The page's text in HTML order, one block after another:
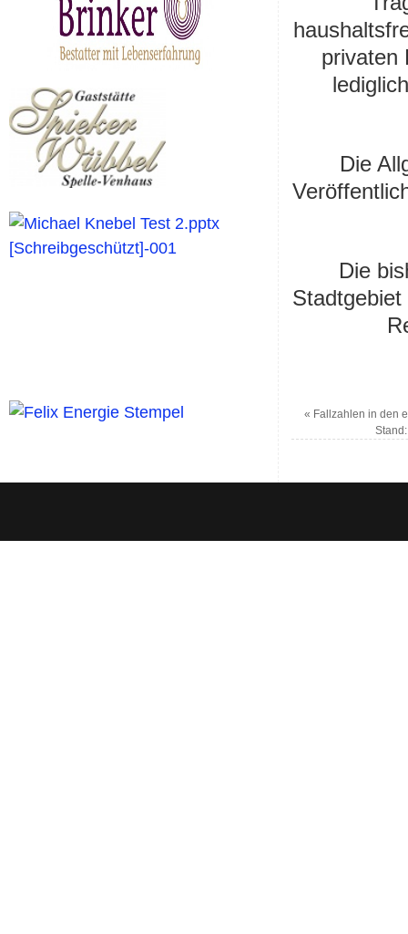
privaten
Die
Die
« Fallzahlen in den